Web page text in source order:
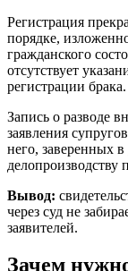
Регистрация
порядке,
гражданского
отсутствует
регистрации брака.
Запись о разводе
заявления
него, заверенных
делопроизводству
Вывод:
через суд не
заявителей.
Зачем